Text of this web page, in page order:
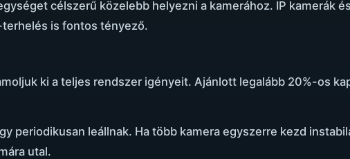
célszerű közelebb helyezni a kamerához. IP kamerák
is fontos tényező.
ki a teljes rendszer igényeit. Ajánlott legalább 20%-os
periodikusan leállnak. Ha több kamera egyszerre kezd
utal.